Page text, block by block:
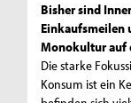
Bisher sind
Einkaufsmeilen
Monokultur auf
Die starke
Konsum ist ein